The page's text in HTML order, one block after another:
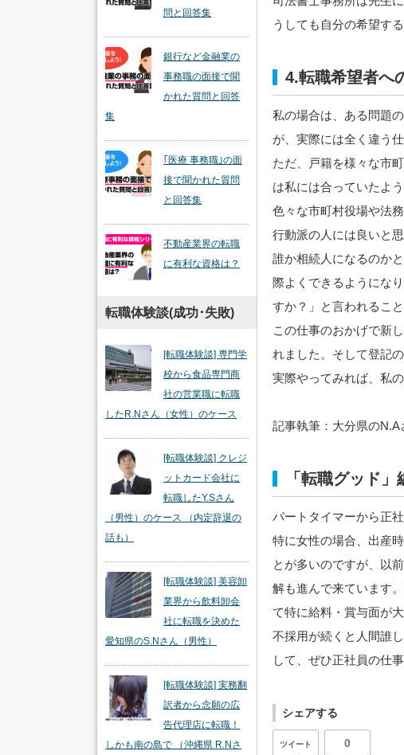
うしても自分の希望す
4.転職希望者へ
私の場合は、ある問題
が、実際には全く違う
ただ、戸籍を様々な市
は私には合っていたよ
色々な市町村役場や法
行動派の人には良いと思
誰か相続人になるのか
際よくできるようにな
すか？」と言われるこ
この仕事のおかげで新
れました。そして登記
実際やってみれば、私
記事執筆：大分県のN.A
「転職グッド
パートタイマーから正
特に女性の場合、出産
とが多いのですが、以
解も進んで来ています
て特に給料・賞与面が
不採用が続くと人間誰
して、ぜひ正社員の仕
シェアする
ツイート 0
問と回答集
銀行など金融業の
事務職の面接で聞
かれた質問と回答
集
｢医療 事務職｣の面
接で聞かれた質問
と回答集
不動産業界の転職
に有利な資格は？
転職体験談(成功･失敗)
[転職体験談] 専門学
校から食品専門商
社の営業職に転職
したR.Nさん（女性）のケース
[転職体験談] クレジ
ットカード会社に
転職したY.Sさん
（男性）のケース （内定辞退の
話も）
[転職体験談] 美容卸
業界から飲料卸会
社に転職を決めた
愛知県のS.Nさん（男性）
[転職体験談] 実務翻
訳者から念願の広
告代理店に転職！
しかも南の島で （沖縄県 R.Nさ